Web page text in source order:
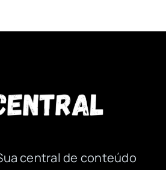
central de conteúdo